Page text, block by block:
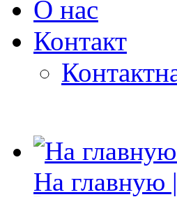
О нас
Контакт
На главную